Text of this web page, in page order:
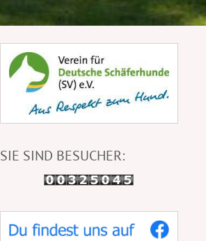
SIE SIND BESUCHER: